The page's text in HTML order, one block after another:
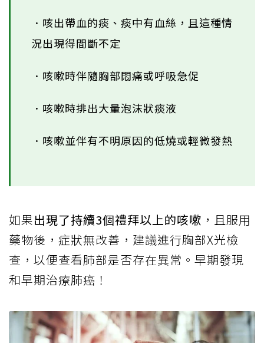
．咳出帶血的痰、痰中有血絲，且這種情
況出現得間斷不定
．咳嗽時伴隨胸部悶痛或呼吸急促
．咳嗽時排出大量泡沫狀痰液
．咳嗽並伴有不明原因的低燒或輕微發熱
如果出現了持續3個禮拜以上的咳嗽 ，且服用
藥物後，症狀無改善，建議進行胸部X光檢
查，以便查看肺部是否存在異常。早期發現
和早期治療肺癌！